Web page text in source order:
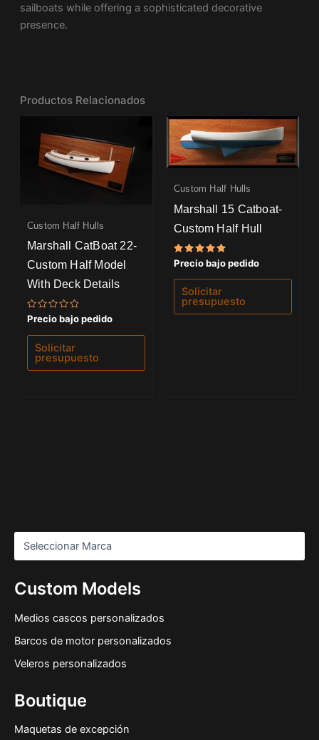
Custom Models
Medios cascos personalizados
Barcos de motor personalizados
Veleros personalizados
Boutique
Maquetas de excepción
sailboats while offering a sophisticated decorative
presence.
Productos Relacionados
Custom Half Hulls
Marshall CatBoat 22-
Custom Half Model
With Deck Details
Valorado
0
de
Precio bajo pedido
Solicitar
presupuesto
Custom Half Hulls
Marshall 15 Catboat-
Custom Half Hull
Valorado
con
5.00
de 5
Precio bajo pedido
Solicitar
presupuesto